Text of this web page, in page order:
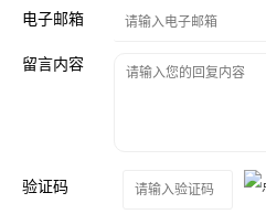
电子邮箱
留言内容
验证码